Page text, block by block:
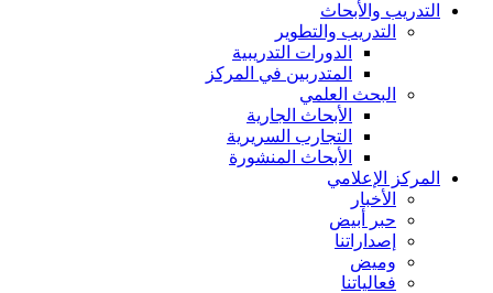
التدريب والأبحاث
التدريب والتطوير
الدورات التدريبية
المتدربين في المركز
البحث العلمي
الأبحاث الجارية
التجارب السريرية
الأبحاث المنشورة
المركز الإعلامي
الأخبار
حبر أبيض
إصداراتنا
وميض
فعالياتنا